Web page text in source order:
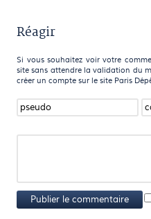
Réagir
Si vous souhaitez voir votre
site sans attendre la validation du
créer un compte sur le site Paris
Publier le commentaire